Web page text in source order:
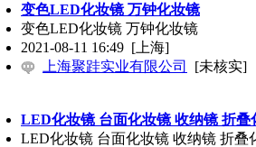
变色LED化妆镜 万钟化妆镜
变色LED化妆镜 万钟化妆镜
2021-08-11 16:49 [上海]
上海聚跬实业有限公司
[未核实]
LED化妆镜 台面化妆镜 收纳镜 折叠
LED化妆镜 台面化妆镜 收纳镜 折叠